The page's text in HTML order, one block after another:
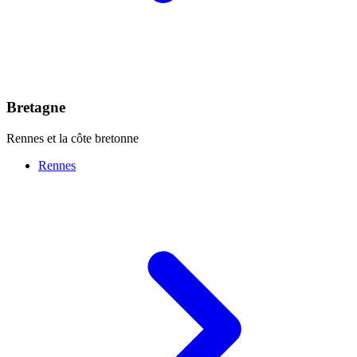
Bretagne
Rennes et la côte bretonne
Rennes